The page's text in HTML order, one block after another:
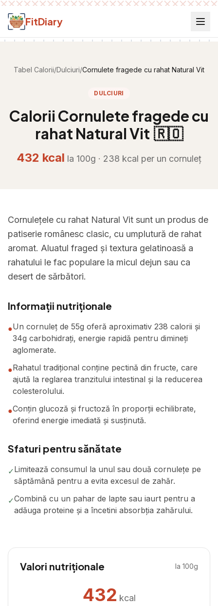
Salt la conținut
FitDiary
Tabel Calorii/Dulciuri/Cornulete fragede cu rahat Natural Vit
DULCIURI
Calorii Cornulete fragede cu
rahat Natural Vit 🇷🇴
432 kcal la 100g · 238 kcal per un cornuleț
Cornulețele cu rahat Natural Vit sunt un produs de
patiserie românesc clasic, cu umplutură de rahat
aromat. Aluatul fraged și textura gelatinoasă a
rahatului le fac populare la micul dejun sau ca
desert de sărbători.
Informații nutriționale
●Un cornuleț de 55g oferă aproximativ 238 calorii și
34g carbohidrați, energie rapidă pentru dimineți
aglomerate.
●Rahatul tradițional conține pectină din fructe, care
ajută la reglarea tranzitului intestinal și la reducerea
colesterolului.
●Conțin glucoză și fructoză în proporții echilibrate,
oferind energie imediată și susținută.
Sfaturi pentru sănătate
✓Limitează consumul la unul sau două cornulețe pe
săptămână pentru a evita excesul de zahăr.
✓Combină cu un pahar de lapte sau iaurt pentru a
adăuga proteine și a încetini absorbția zahărului.
Valori nutriționale la 100g
432 kcal